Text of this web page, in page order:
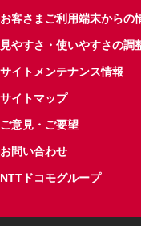
お客さまご利用端末からの
見やすさ・使いやすさの調
サイトメンテナンス情報
サイトマップ
ご意見・ご要望
お問い合わせ
NTTドコモグループ